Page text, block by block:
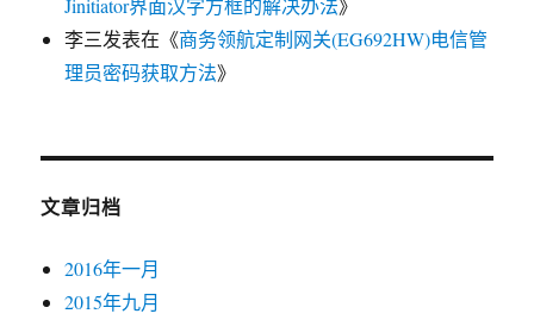
李三发表在《商务领航定制网关(EG692HW)电信管
理员密码获取方法》
文章归档
2016年一月
2015年九月